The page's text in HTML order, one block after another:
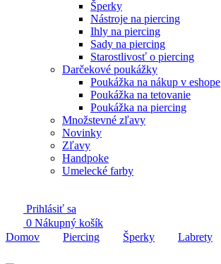
Šperky
Nástroje na piercing
Ihly na piercing
Sady na piercing
Starostlivosť o piercing
Darčekové poukážky
Poukážka na nákup v eshope
Poukážka na tetovanie
Poukážka na piercing
Množstevné zľavy
Novinky
Zľavy
Handpoke
Umelecké farby
Prihlásiť sa
0 Nákupný košík
Domov
Piercing Šperky Labrety